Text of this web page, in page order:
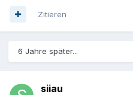
Zitieren
6 Jahre später...
siiau